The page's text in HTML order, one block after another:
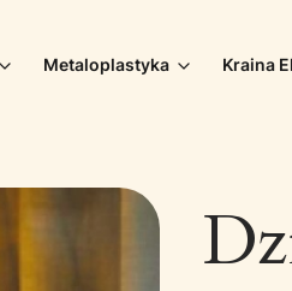
Metaloplastyka Kraina